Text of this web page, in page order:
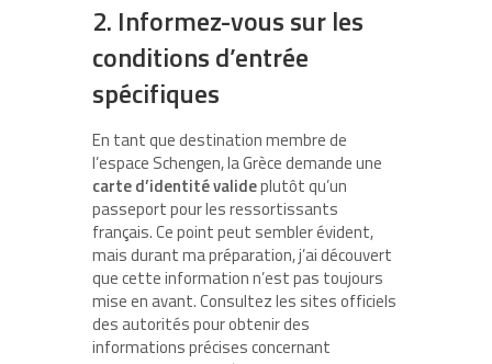
2. Informez-vous sur les
conditions d’entrée
spécifiques
En tant que destination membre de
l’espace Schengen, la Grèce demande une
carte d’identité valideplutôt qu’un
passeport pour les ressortissants
français. Ce point peut sembler évident,
mais durant ma préparation, j’ai découvert
que cette information n’est pas toujours
mise en avant. Consultez les sites officiels
des autorités pour obtenir des
informations précises concernant